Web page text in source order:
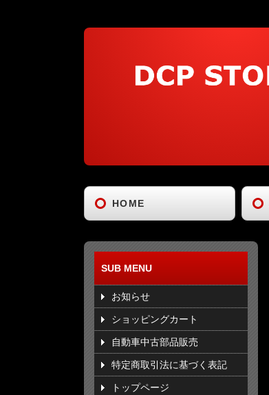
HOME
SUB MENU
お知らせ
ショッピングカート
自動車中古部品販売
特定商取引法に基づく表記
トップページ